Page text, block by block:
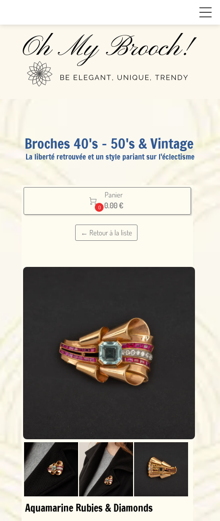
Broches 40's - 50's & Vintage
La liberté retrouvée et un style pariant sur l'éclectisme

0
Panier
0.00 €
← Retour à la liste
Aquamarine Rubies & Diamonds